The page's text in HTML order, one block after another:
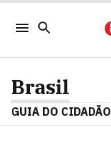
Brasil
GUIA DO CIDADÃO